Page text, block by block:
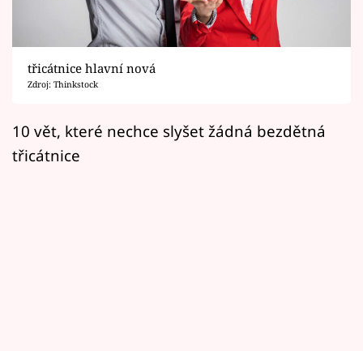
Sledujte prima+
Filmový festival Karlovy Vary
Mámy sobě
třicátnice hlavní nová
Zdroj: Thinkstock
10 vět, které nechce slyšet žádná bezdětná
třicátnice